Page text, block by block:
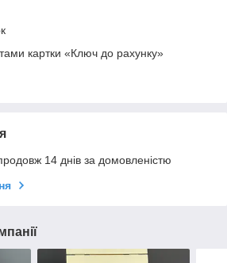
картки «Ключ до рахунку»
14 днів за домовленістю